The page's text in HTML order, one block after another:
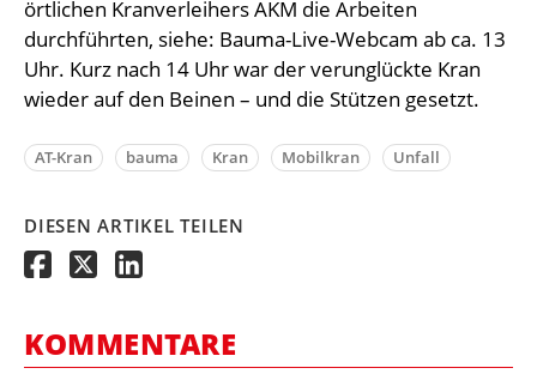
örtlichen Kranverleihers AKM die Arbeiten
durchführten, siehe: Bauma-Live-Webcam ab ca. 13
Uhr. Kurz nach 14 Uhr war der verunglückte Kran
wieder auf den Beinen – und die Stützen gesetzt.
AT-Kran bauma Kran Mobilkran Unfall
DIESEN ARTIKEL TEILEN
KOMMENTARE